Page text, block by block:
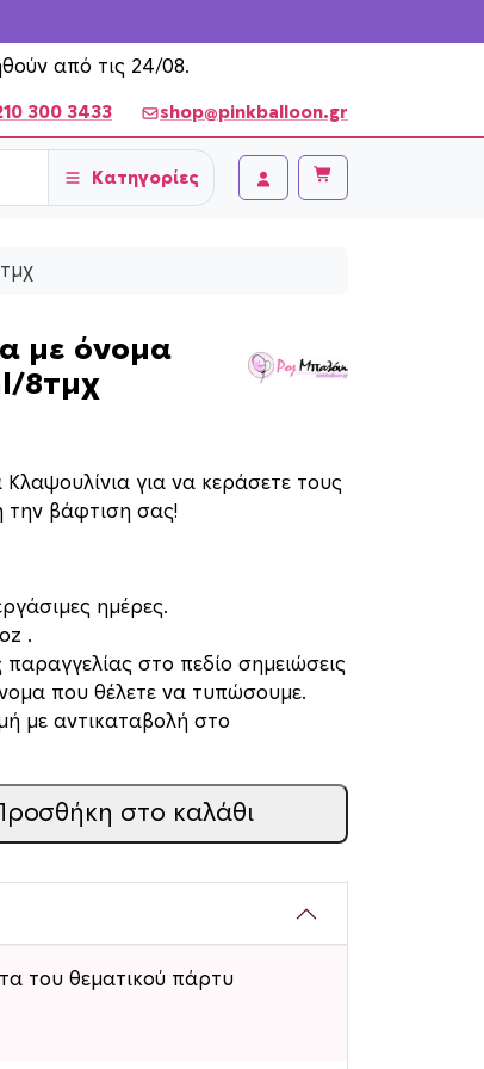
από τις 24/08.
300 3433 shop@pinkballoon.gr
Κατηγορίες
Account
Cart
με όνομα
8τμχ
για να κεράσετε τους
την βάφτιση σας!
ημέρες.
.
στο πεδίο σημειώσεις
που θέλετε να τυπώσουμε.
με αντικαταβολή στο
στο καλάθι
του θεματικού πάρτυ